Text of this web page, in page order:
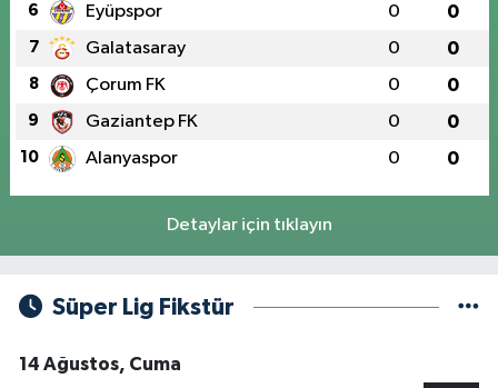
6 Eyüpspor 0 0
7 Galatasaray 0 0
8 Çorum FK 0 0
9 Gaziantep FK 0 0
10 Alanyaspor 0 0
Detaylar için tıklayın
Süper Lig Fikstür
14 Ağustos, Cuma